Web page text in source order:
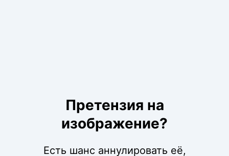
Претензия на
изображение?
Есть шанс аннулировать её,